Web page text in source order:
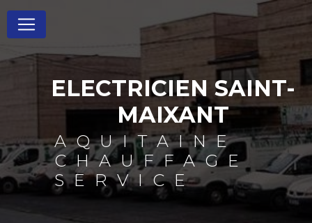
ELECTRICIEN SAINT-
MAIXANT
AQUITAINE
CHAUFFAGE
SERVICE
Panneau de gestion des cookies